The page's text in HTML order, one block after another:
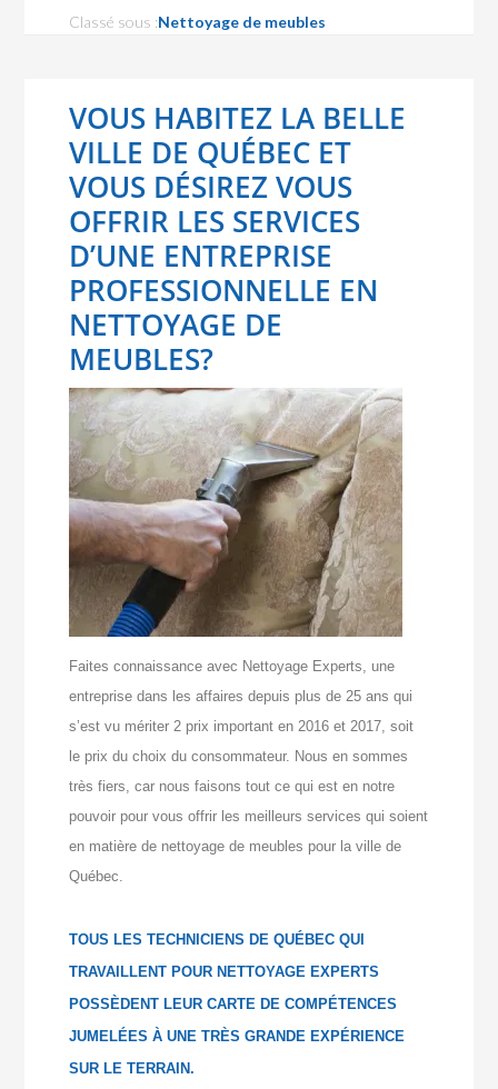
Classé sous :Nettoyage de meubles
VOUS HABITEZ LA BELLE
VILLE DE QUÉBEC ET
VOUS DÉSIREZ VOUS
OFFRIR LES SERVICES
D’UNE ENTREPRISE
PROFESSIONNELLE EN
NETTOYAGE DE
MEUBLES?
Faites connaissance avec Nettoyage Experts, une
entreprise dans les affaires depuis plus de 25 ans qui
s’est vu mériter 2 prix important en 2016 et 2017, soit
le prix du choix du consommateur. Nous en sommes
très fiers, car nous faisons tout ce qui est en notre
pouvoir pour vous offrir les meilleurs services qui soient
en matière de nettoyage de meubles pour la ville de
Québec.
TOUS LES TECHNICIENS DE QUÉBEC QUI
TRAVAILLENT POUR NETTOYAGE EXPERTS
POSSÈDENT LEUR CARTE DE COMPÉTENCES
JUMELÉES À UNE TRÈS GRANDE EXPÉRIENCE
SUR LE TERRAIN.